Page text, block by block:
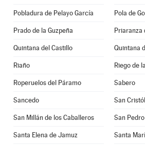
Pobladura de Pelayo García Pola de
Prado de la Guzpeña Priaranza
Quintana del Castillo Quintana
Riaño Riego de
Roperuelos del Páramo Sabero
Sancedo San
San Millán de los Caballeros San
Santa Elena de Jamuz Santa